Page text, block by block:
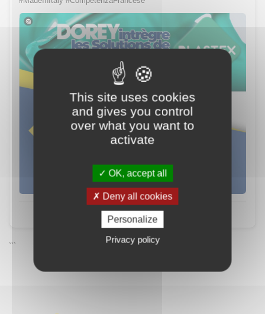
Commenta
```
This site uses cookies
and gives you control
over what you want to
activate
OK, accept all
Deny all cookies
Personalize
Privacy policy